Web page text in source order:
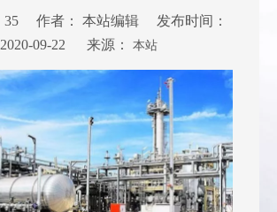
35 作者： 本站编辑 发布时间：
2020-09-22 来源： 本站